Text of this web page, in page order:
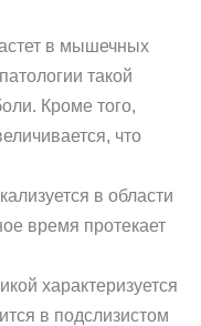
в мышечных
такой
Кроме того,
что
в области
время протекает
характеризуется
в подслизистом